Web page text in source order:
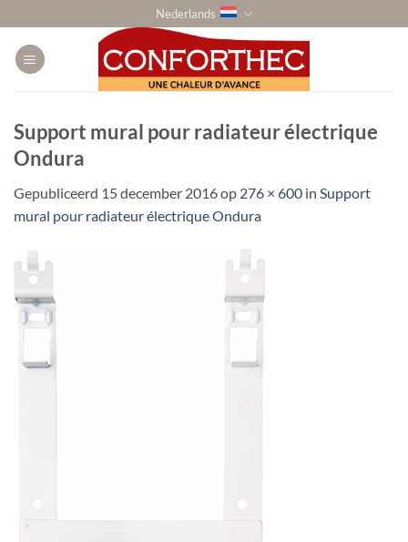
naar
inhoud
Nederlands
Support mural pour radiateur électrique
Ondura
Gepubliceerd 15 december 2016op 276 × 600 in Support
mural pour radiateur électrique Ondura